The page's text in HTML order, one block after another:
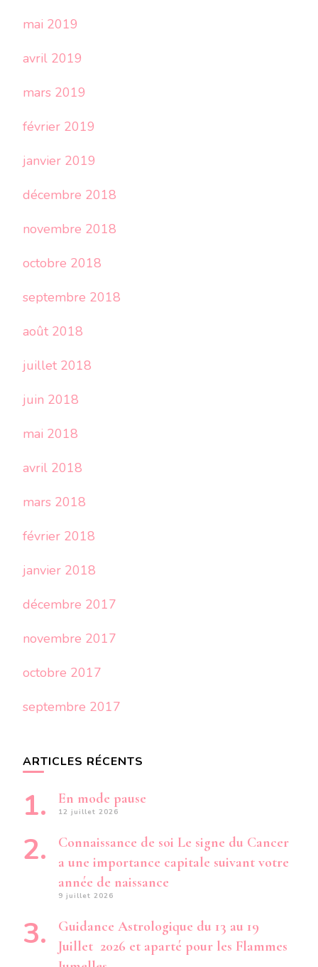
mai 2019
avril 2019
mars 2019
février 2019
janvier 2019
décembre 2018
novembre 2018
octobre 2018
septembre 2018
août 2018
juillet 2018
juin 2018
mai 2018
avril 2018
mars 2018
février 2018
janvier 2018
décembre 2017
novembre 2017
octobre 2017
septembre 2017
ARTICLES RÉCENTS
En mode pause
12 juillet 2026
Connaissance de soi Le signe du Cancer
a une importance capitale suivant votre
année de naissance
9 juillet 2026
Guidance Astrologique du 13 au 19
Juillet 2026 et aparté pour les Flammes